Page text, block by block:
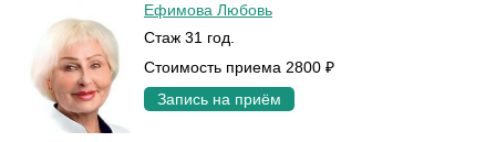
Ефимова Любовь
Стаж 31 год.
Стоимость приема 2800 ₽
Запись на приём